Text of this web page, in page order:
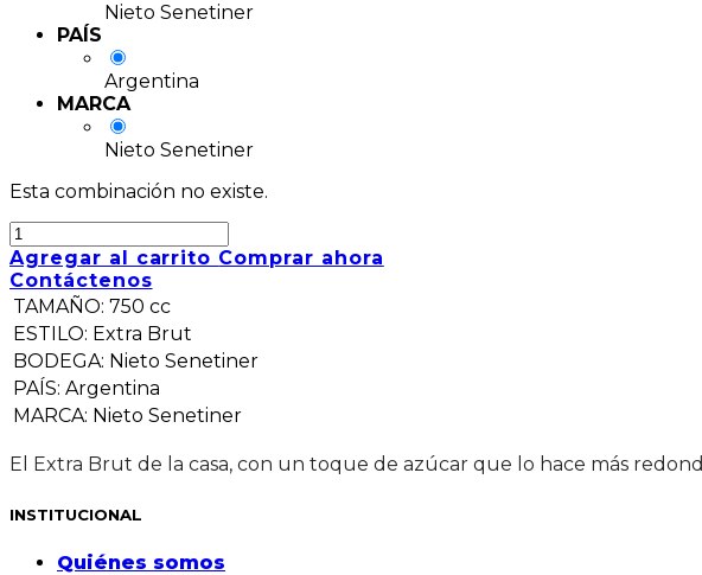
Nieto Senetiner
PAÍS
Argentina
MARCA
Nieto Senetiner
Esta combinación no existe.
Agregar al carrito Comprar ahora
Contáctenos
TAMAÑO: 750 cc
ESTILO: Extra Brut
BODEGA: Nieto Senetiner
PAÍS: Argentina
MARCA: Nieto Senetiner
El Extra Brut de la casa, con un toque de azúcar que lo hace más
INSTITUCIONAL
Quiénes somos